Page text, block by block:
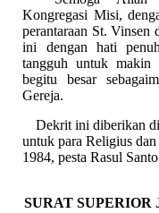
Kongregasi Misi,
perantaraan St. Vinsen
ini dengan hati
tangguh untuk
begitu besar
Gereja.
Dekrit ini diberikan
untuk para Religius
1984, pesta Rasul
SURAT